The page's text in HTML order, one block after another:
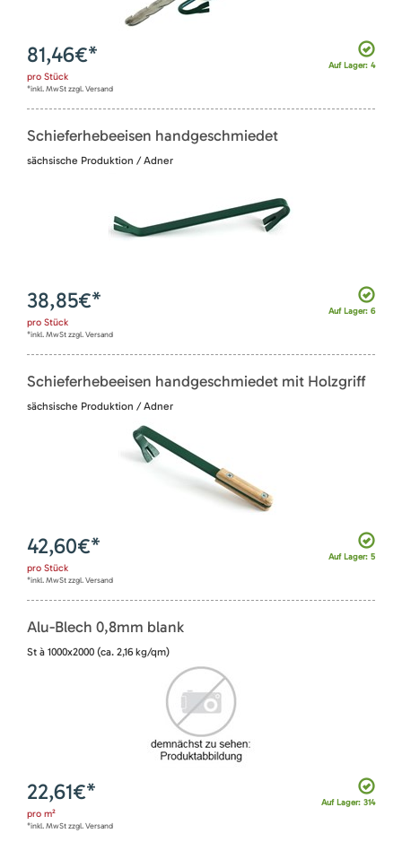
Auf Lager: 4
81,46€*
pro Stück
*inkl. MwSt zzgl. Versand
Schieferhebeeisen handgeschmiedet
sächsische Produktion / Adner
Auf Lager: 6
38,85€*
pro Stück
*inkl. MwSt zzgl. Versand
Schieferhebeeisen handgeschmiedet mit Holzgriff
sächsische Produktion / Adner
Auf Lager: 5
42,60€*
pro Stück
*inkl. MwSt zzgl. Versand
Alu-Blech 0,8mm blank
St à 1000x2000 (ca. 2,16 kg/qm)
Auf Lager: 314
22,61€*
pro m²
*inkl. MwSt zzgl. Versand